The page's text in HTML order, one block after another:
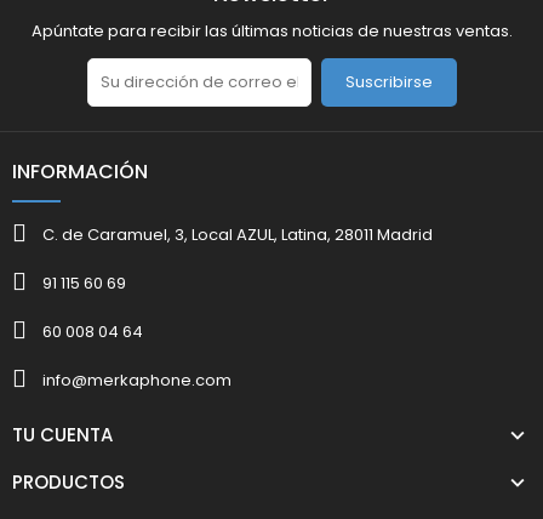
Apúntate para recibir las últimas noticias de nuestras ventas.
Suscribirse
INFORMACIÓN
C. de Caramuel, 3, Local AZUL, Latina, 28011 Madrid
91 115 60 69
60 008 04 64
info@merkaphone.com
TU CUENTA
PRODUCTOS